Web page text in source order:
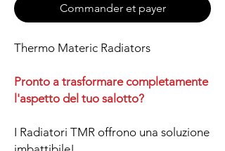
Commander et payer
Thermo Materic Radiators
Pronto a trasformare completamente
l'aspetto del tuo salotto?
I Radiatori TMR offrono una soluzione